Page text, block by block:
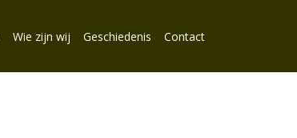
Wie zijn wij Geschiedenis Contact